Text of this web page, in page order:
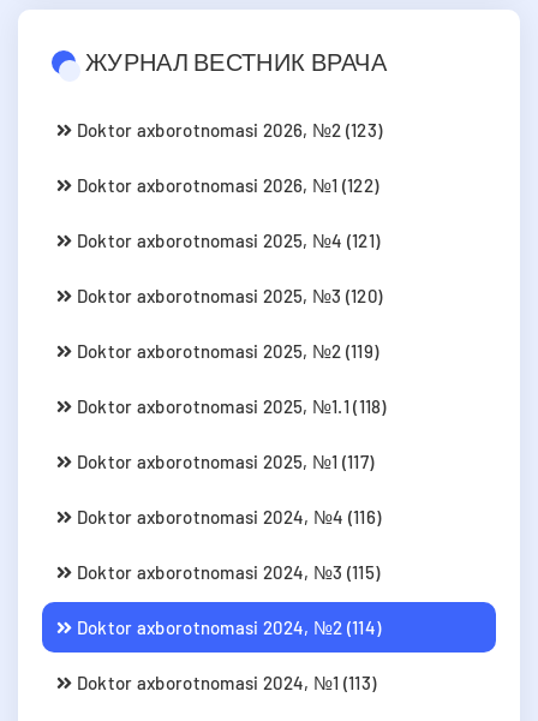
ЖУРНАЛ ВЕСТНИК ВРАЧА
Doktor axborotnomasi 2026, №2 (123)
Doktor axborotnomasi 2026, №1 (122)
Doktor axborotnomasi 2025, №4 (121)
Doktor axborotnomasi 2025, №3 (120)
Doktor axborotnomasi 2025, №2 (119)
Doktor axborotnomasi 2025, №1.1 (118)
Doktor axborotnomasi 2025, №1 (117)
Doktor axborotnomasi 2024, №4 (116)
Doktor axborotnomasi 2024, №3 (115)
Doktor axborotnomasi 2024, №2 (114)
Doktor axborotnomasi 2024, №1 (113)